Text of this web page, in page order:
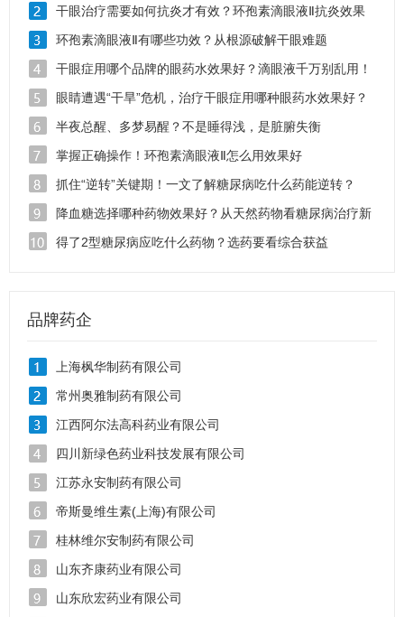
干眼治疗需要如何抗炎才有效？环孢素滴眼液Ⅱ抗炎效果
怎么样？
环孢素滴眼液Ⅱ有哪些功效？从根源破解干眼难题
干眼症用哪个品牌的眼药水效果好？滴眼液千万别乱用！
眼睛遭遇“干旱”危机，治疗干眼症用哪种眼药水效果好？
半夜总醒、多梦易醒？不是睡得浅，是脏腑失衡
掌握正确操作！环孢素滴眼液Ⅱ怎么用效果好
抓住“逆转”关键期！一文了解糖尿病吃什么药能逆转？
降血糖选择哪种药物效果好？从天然药物看糖尿病治疗新
思路
得了2型糖尿病应吃什么药物？选药要看综合获益
品牌药企
上海枫华制药有限公司
常州奥雅制药有限公司
江西阿尔法高科药业有限公司
四川新绿色药业科技发展有限公司
江苏永安制药有限公司
帝斯曼维生素(上海)有限公司
桂林维尔安制药有限公司
山东齐康药业有限公司
山东欣宏药业有限公司